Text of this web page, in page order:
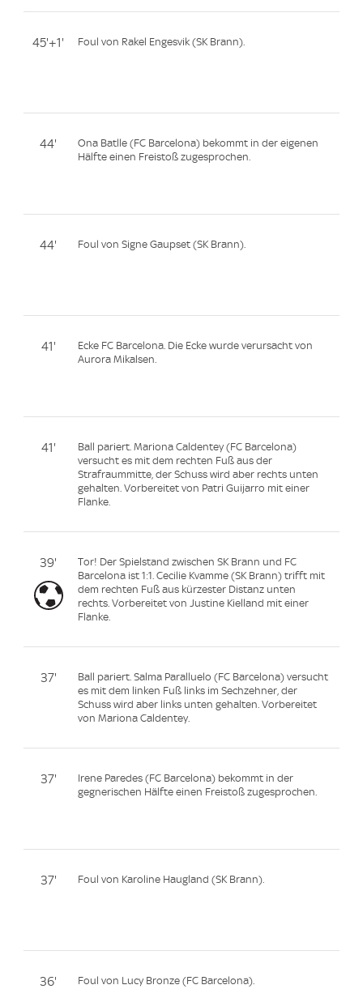
45'+1' Foul von Rakel Engesvik (SK Brann).
44'
Ona Batlle (FC Barcelona) bekommt in der eigenen
Hälfte einen Freistoß zugesprochen.
44' Foul von Signe Gaupset (SK Brann).
41'
Ecke FC Barcelona. Die Ecke wurde verursacht von
Aurora Mikalsen.
41'
Ball pariert. Mariona Caldentey (FC Barcelona)
versucht es mit dem rechten Fuß aus der
Strafraummitte, der Schuss wird aber rechts unten
gehalten. Vorbereitet von Patri Guijarro mit einer
Flanke.
39'
Tor! Der Spielstand zwischen SK Brann und FC
Barcelona ist 1:1. Cecilie Kvamme (SK Brann) trifft mit
dem rechten Fuß aus kürzester Distanz unten
rechts. Vorbereitet von Justine Kielland mit einer
Flanke.
37'
Ball pariert. Salma Paralluelo (FC Barcelona) versucht
es mit dem linken Fuß links im Sechzehner, der
Schuss wird aber links unten gehalten. Vorbereitet
von Mariona Caldentey.
37'
Irene Paredes (FC Barcelona) bekommt in der
gegnerischen Hälfte einen Freistoß zugesprochen.
37' Foul von Karoline Haugland (SK Brann).
36' Foul von Lucy Bronze (FC Barcelona).